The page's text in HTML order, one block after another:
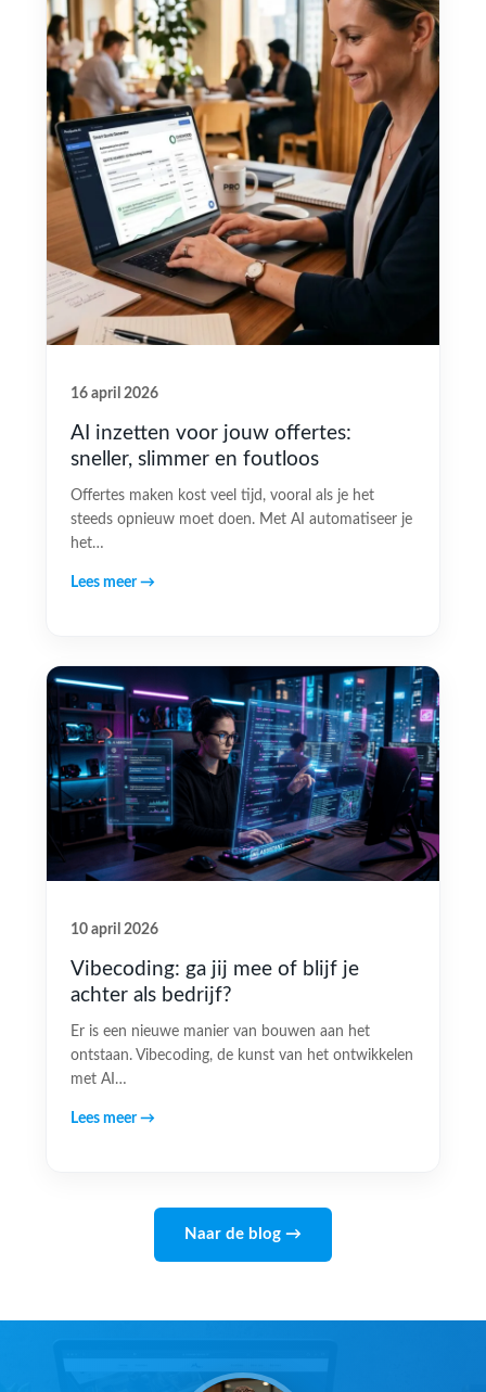
16 april 2026
AI inzetten voor jouw offertes:
sneller, slimmer en foutloos
Offertes maken kost veel tijd, vooral als je het
steeds opnieuw moet doen. Met AI automatiseer je
het…
Lees meer →
10 april 2026
Vibecoding: ga jij mee of blijf je
achter als bedrijf?
Er is een nieuwe manier van bouwen aan het
ontstaan. Vibecoding, de kunst van het ontwikkelen
met AI…
Lees meer →
Naar de blog →